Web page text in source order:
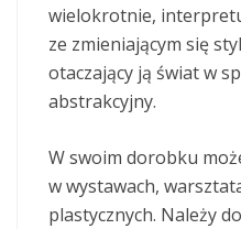
wielokrotnie,
ze zmieniającym się
otaczający ją świat w
abstrakcyjny.
W swoim dorobku
w wystawach,
plastycznych. Należy